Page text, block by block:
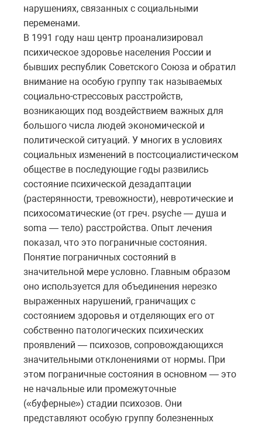
нарушениях, связанных с социальными
переменами.
В 1991 году наш центр проанализировал
психическое здоровье населения России и
бывших республик Советского Союза и обратил
внимание на особую группу так называемых
социально-стрессовых расстройств,
возникающих под воздействием важных для
большого числа людей экономической и
политической ситуаций. У многих в условиях
социальных изменений в постсоциалистическом
обществе в последующие годы развились
состояние психической дезадаптации
(растерянности, тревожности), невротические и
психосоматические (от греч. psyche — душа и
soma — тело) расстройства. Опыт лечения
показал, что это пограничные состояния.
Понятие пограничных состояний в
значительной мере условно. Главным образом
оно используется для объединения нерезко
выраженных нарушений, граничащих с
состоянием здоровья и отделяющих его от
собственно патологических психических
проявлений — психозов, сопровождающихся
значительными отклонениями от нормы. При
этом пограничные состояния в основном — это
не начальные или промежуточные
(«буферные») стадии психозов. Они
представляют особую группу болезненных